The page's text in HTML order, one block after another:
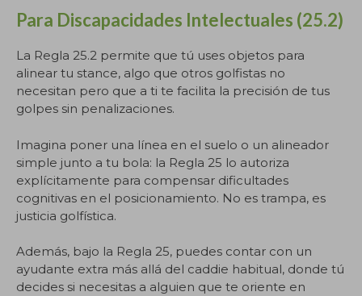
Para Discapacidades Intelectuales (25.2)
La Regla 25.2 permite que tú uses objetos para
alinear tu stance, algo que otros golfistas no
necesitan pero que a ti te facilita la precisión de tus
golpes sin penalizaciones.
Imagina poner una línea en el suelo o un alineador
simple junto a tu bola: la Regla 25 lo autoriza
explícitamente para compensar dificultades
cognitivas en el posicionamiento. No es trampa, es
justicia golfística.
Además, bajo la Regla 25, puedes contar con un
ayudante extra más allá del caddie habitual, donde tú
decides si necesitas a alguien que te oriente en